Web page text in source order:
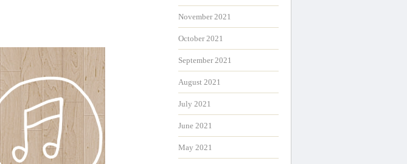
November 2021
October 2021
September 2021
August 2021
July 2021
June 2021
May 2021